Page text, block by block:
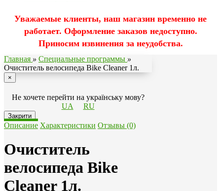
Уважаемые клиенты, наш магазин временно не
работает. Оформление заказов недоступно.
Приносим извинения за неудобства.
Главная » Специальные программы »
Очиститель велосипеда Bike Cleaner 1л.
×
Не хочете перейти на українську мову?
UA
RU
Закрити
Описание Характеристики Отзывы (0)
Очиститель
велосипеда Bike
Cleaner 1л.